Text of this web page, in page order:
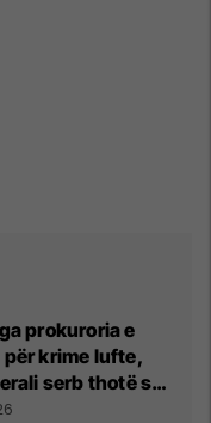
prokuroria e
për krime lufte,
serb thotë se
në